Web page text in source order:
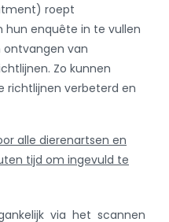
roept
hun enquête in te vullen
van
Zo kunnen
richtlijnen verbeterd en
alle dierenartsen en
tijd om ingevuld te
via het scannen